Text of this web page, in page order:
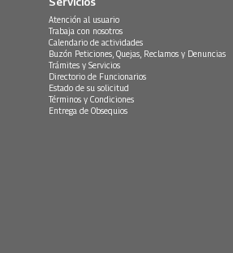
Atención al usuario
Trabaja con nosotros
Calendario de actividades
Buzón Peticiones, Quejas, Reclamos y Denuncias
Trámites y Servicios
Directorio de Funcionarios
Estado de su solicitud
Términos y Condiciones
Entrega de Obsequios